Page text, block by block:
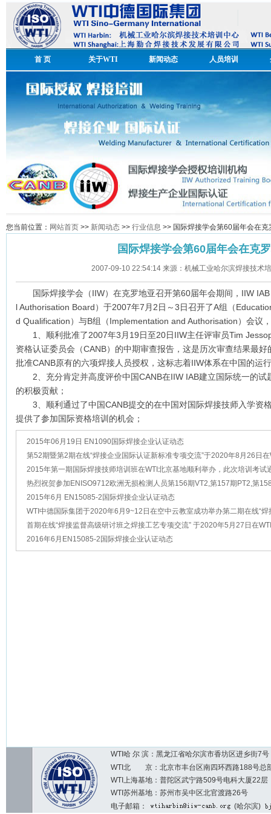
首 页 关于WTI 新闻动态 人员培训
您当前位置： 网站首页 >> 新闻动态 >> 行业信息 >> 国际焊接学会第60届年会在克
国际焊接学会第60届年会在克
2007-09-10 22:54:14 来源：机械工业哈尔滨焊接技术
国际焊接学会（IIW）在克罗地亚召开第60届年会期间，IIW
l Authorisation Board）于2007年7月2日～3日召开了A组（
d Qualification）与B组（Implementation and Authorisation）会议
1、顺利批准了2007年3月19日至20日IIW主任评审员Tim
资格认证委员会（CANB）的中期审查报告，这是历次审查结果最
批准CANB原有的六项焊接人员授权，这标志着IIW体系在中国的运
2、充分肯定并高度评价中国CANB在IIW IAB建立国际统一的试
的积极贡献；
3、顺利通过了中国CANB提交的在中国对国际焊接技师入学资
提供了参加国际资格培训的机会；
2015年06月19日 EN1090国际焊接企业认证动态
第52期暨第2期在线“焊接企业国际认证新标准专项交流”于2020年8月26日
国际集团空中云课堂成功举办
2015年第一期国际焊接技师培训班在WTI北京基地顺利举办，此次培训考试
到97%！
热烈祝贺参加ENISO9712欧洲无损检测人员第156期VT2,第157期PT2,第
培训的学员顺利结业
2015年6月 EN15085-2国际焊接企业认证动态
WTI中德国际集团于2020年6月9~12日在空中云教室成功举办第二期在线“焊
际认证准备班及集中咨询”
首期在线“焊接监督高级研讨班之焊接工艺专项交流” 于2020年5月27日在
际集团空中云教室成功举办
2016年6月EN15085-2国际焊接企业认证动态
WTI哈 尔 滨：黑龙江省哈尔滨市香坊区进乡街
WTI北 京：北京市丰台区南四环西路188号总
WTI上海基地：普陀区武宁路509号电科大厦22层
WTI苏州基地：苏州市吴中区北官渡路26号
电子邮箱：
(哈尔滨)